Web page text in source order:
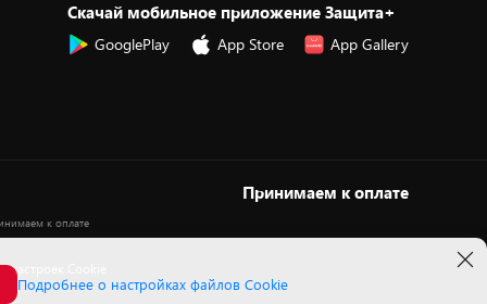
Скачай мобильное приложение Защита+
GooglePlay App Store App Gallery
Принимаем к оплате
Cookie
Подробнее о настройках файлов Cookie